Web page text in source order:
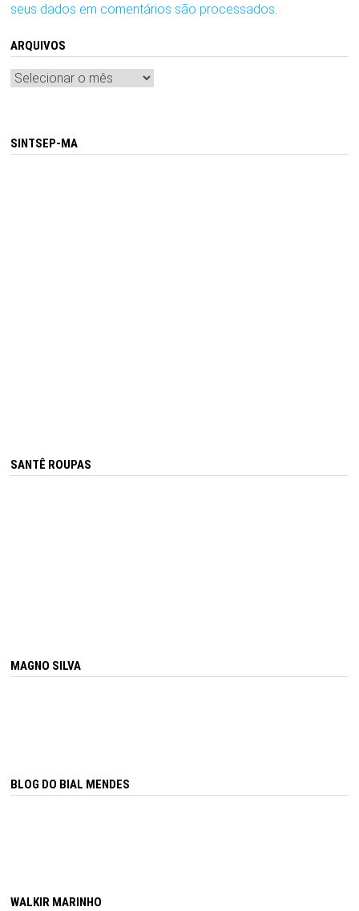
seus dados em comentários são processados
ARQUIVOS
Arquivos
SINTSEP-MA
SANTÊ ROUPAS
MAGNO SILVA
BLOG DO BIAL MENDES
WALKIR MARINHO